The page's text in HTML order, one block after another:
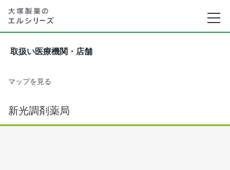
取扱い医療機関・店舗
マップを見る
新光調剤薬局